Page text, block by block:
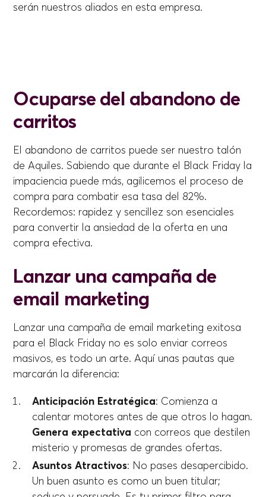
serán nuestros aliados en esta empresa.
Ocuparse del abandono de
carritos
El abandono de carritos puede ser nuestro talón
de Aquiles. Sabiendo que durante el Black Friday la
impaciencia puede más, agilicemos el proceso de
compra para combatir esa tasa del 82%.
Recordemos: rapidez y sencillez son esenciales
para convertir la ansiedad de la oferta en una
compra efectiva.
Lanzar una campaña de
email marketing
Lanzar una campaña de email marketing exitosa
para el Black Friday no es solo enviar correos
masivos, es todo un arte. Aquí unas pautas que
marcarán la diferencia:
Anticipación Estratégica: Comienza a
calentar motores antes de que otros lo hagan.
Genera expectativa con correos que destilen
misterio y promesas de grandes ofertas.
Asuntos Atractivos: No pases desapercibido.
Un buen asunto es como un buen titular;